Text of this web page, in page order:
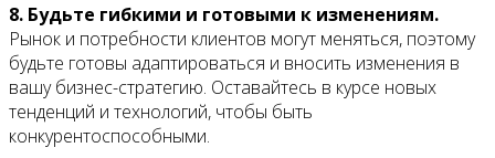
8. Будьте гибкими и готовыми к изменениям.
Рынок и потребности клиентов могут меняться, поэтому
будьте готовы адаптироваться и вносить изменения в
вашу бизнес-стратегию. Оставайтесь в курсе новых
тенденций и технологий, чтобы быть
конкурентоспособными.